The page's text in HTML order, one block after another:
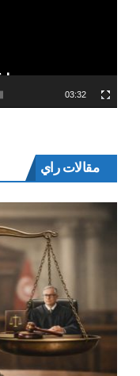
03:32
مقالات راي